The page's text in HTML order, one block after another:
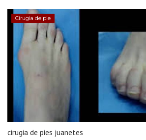
Cirugia de pie
cirugia de pies juanetes